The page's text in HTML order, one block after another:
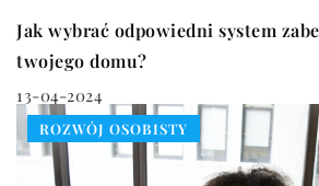
INNE
Jak wybrać odpowiedni system
twojego domu?
13-04-2024
ROZWÓJ OSOBISTY